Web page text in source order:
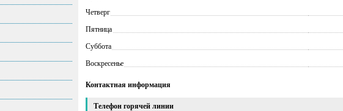
Четверг
Пятница
Суббота
Воскресенье
Контактная информация
Телефон горячей линии